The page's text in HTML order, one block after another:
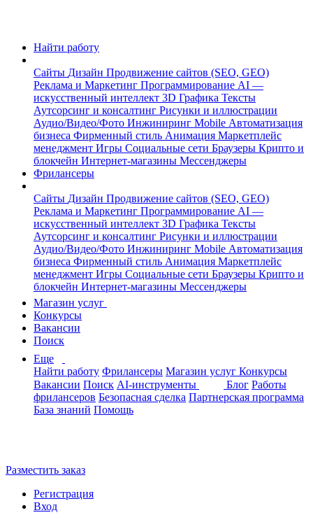
Найти работу
Сайты Дизайн Продвижение сайтов (SEO, GEO)
Реклама и Маркетинг Программирование AI —
искусственный интеллект 3D Графика Тексты
Аутсорсинг и консалтинг Рисунки и иллюстрации
Аудио/Видео/Фото Инжиниринг Mobile Автоматизация
бизнеса Фирменный стиль Анимация Маркетплейс
менеджмент Игры Социальные сети Браузеры Крипто и
блокчейн Интернет-магазины Мессенджеры
Фрилансеры
Сайты Дизайн Продвижение сайтов (SEO, GEO)
Реклама и Маркетинг Программирование AI —
искусственный интеллект 3D Графика Тексты
Аутсорсинг и консалтинг Рисунки и иллюстрации
Аудио/Видео/Фото Инжиниринг Mobile Автоматизация
бизнеса Фирменный стиль Анимация Маркетплейс
менеджмент Игры Социальные сети Браузеры Крипто и
блокчейн Интернет-магазины Мессенджеры
Магазин услуг
Конкурсы
Вакансии
Поиск
Еще
Найти работу Фрилансеры Магазин услуг Конкурсы
Вакансии Поиск AI-инструменты Блог Работы
фрилансеров Безопасная сделка Партнерская программа
База знаний Помощь
Разместить заказ
Регистрация
Вход